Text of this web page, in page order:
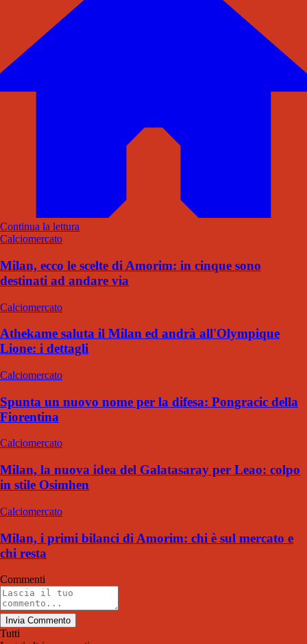
Continua la lettura
Calciomercato
Milan, ecco le scelte di Amorim: in cinque sono
destinati ad andare via
Calciomercato
Athekame saluta il Milan ed andrà all'Olympique
Lione: i dettagli
Calciomercato
Spunta un nuovo nome per la difesa: Pongracic della
Fiorentina
Calciomercato
Milan, la nuova idea del Galatasaray per Leao: colpo
in stile Osimhen
Calciomercato
Milan, i primi bilanci di Amorim: chi è sul mercato e
chi resta
Commenti
Invia Commento
Tutti